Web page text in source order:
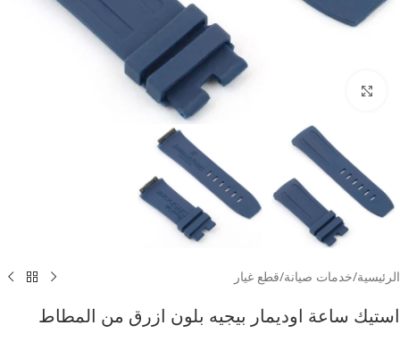
الرئيسية/خدمات صيانة/قطع غيار
استيك ساعة اوديمار بيجيه بلون ازرق من المطاط